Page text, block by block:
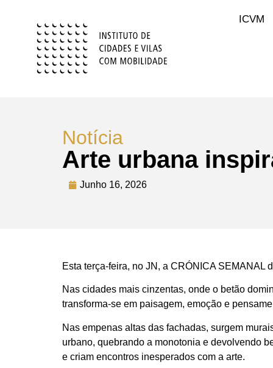
ICVM
Notícia
Arte urbana
Junho 16, 2026
Esta terça-feira, no JN, a CRÓNICA SEMANAL
Nas cidades mais cinzentas, onde o betão
transforma-se em paisagem, emoção e
Nas empenas altas das fachadas, surgem
urbano, quebrando a monotonia e devolvendo
e criam encontros inesperados com a arte.